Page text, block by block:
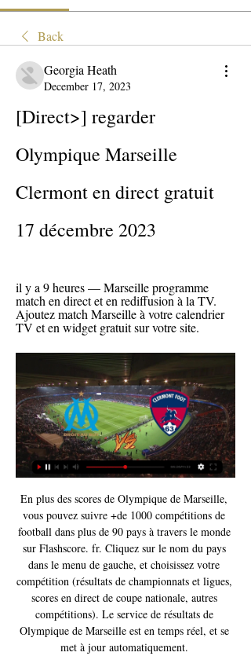
Back
Georgia Heath
December 17, 2023
[Direct>] regarder
Olympique Marseille
Clermont en direct gratuit
17 décembre 2023
il y a 9 heures — Marseille programme
match en direct et en rediffusion à la TV.
Ajoutez match Marseille à votre calendrier
TV et en widget gratuit sur votre site.
En plus des scores de Olympique de Marseille,
vous pouvez suivre +de 1000 compétitions de
football dans plus de 90 pays à travers le monde
sur Flashscore. fr. Cliquez sur le nom du pays
dans le menu de gauche, et choisissez votre
compétition (résultats de championnats et ligues,
scores en direct de coupe nationale, autres
compétitions). Le service de résultats de
Olympique de Marseille est en temps réel, et se
met à jour automatiquement.